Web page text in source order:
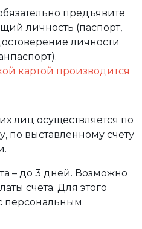
предъявите
личность (паспорт,
личности
картой производится
лиц осуществляется по
по выставленному счету
– до 3 дней. Возможно
счета. Для этого
персональным